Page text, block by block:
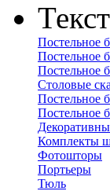
Постельное
Постельное
Постельное
Столовые
Постельное
Постельное
Комплекты
Фотошторы
Портьеры
Тюль